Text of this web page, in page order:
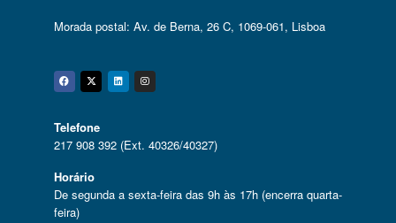
Morada postal: Av. de Berna, 26 C, 1069-061, Lisboa
Facebook
Twitter
Linkedin
Instagram
Telefone
217 908 392 (Ext. 40326/40327)
Horário
De segunda a sexta-feira das 9h às 17h (encerra quarta-
feira)